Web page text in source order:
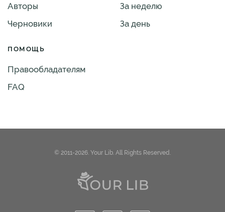
Авторы
Черновики
За неделю
За день
ПОМОЩЬ
Правообладателям
FAQ
© 2011-2026. Your Lib. All Rights Reserved.